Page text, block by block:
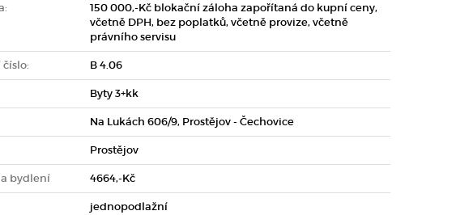
150 000,-Kč blokační záloha zapořítaná do kupní ceny,
včetně DPH, bez poplatků, včetně provize, včetně
právního servisu
B 4.06
Byty 3+kk
Na Lukách 606/9, Prostějov - Čechovice
Prostějov
bydlení 4664,-Kč
jednopodlažní